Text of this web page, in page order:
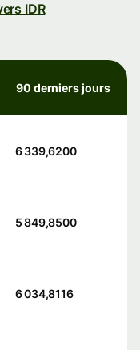
IDR
90 derniers jours
6 339,6200
5 849,8500
6 034,8116